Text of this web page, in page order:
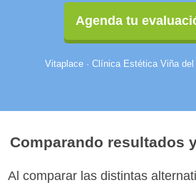
Agenda tu
Vitaplace · Clínica Estética Viña del
Comparando resultados
Al comparar las distintas